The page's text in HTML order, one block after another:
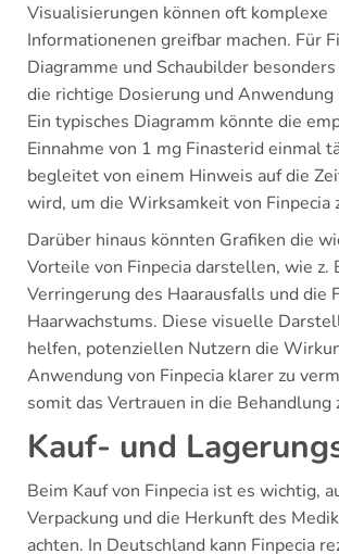
Visualisierungen können oft komplexe
Informationenen greifbar machen. Für
Diagramme und Schaubilder
die richtige Dosierung und Anwendung
Ein typisches Diagramm könnte die
Einnahme von 1 mg Finasterid einmal
begleitet von einem Hinweis auf die
wird, um die Wirksamkeit von Finpecia
Darüber hinaus könnten Grafiken die
Vorteile von Finpecia darstellen, wie z.
Verringerung des Haarausfalls und die
Haarwachstums. Diese visuelle
helfen, potenziellen Nutzern die
Anwendung von Finpecia klarer zu
somit das Vertrauen in die Behandlung
Kauf- und
Beim Kauf von Finpecia ist es wichtig,
Verpackung und die Herkunft des
achten. In Deutschland kann Finpecia